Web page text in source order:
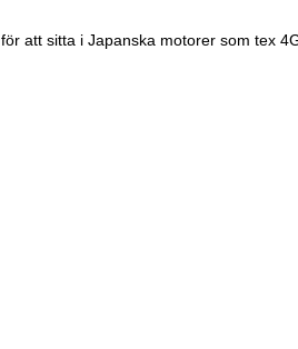
att sitta i Japanska motorer som tex